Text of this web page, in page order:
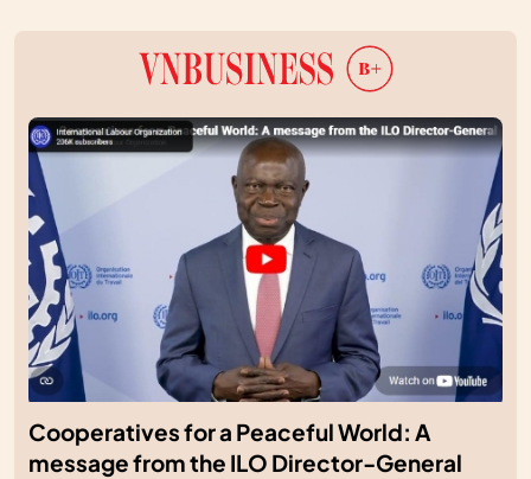
Cooperatives for a Peaceful World: A
message from the ILO Director-General